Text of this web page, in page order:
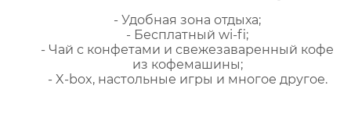
- Удобная зона отдыха;
- Бесплатный wi-fi;
- Чай с конфетами и свежезаваренный кофе
из кофемашины;
- X-box, настольные игры и многое другое.